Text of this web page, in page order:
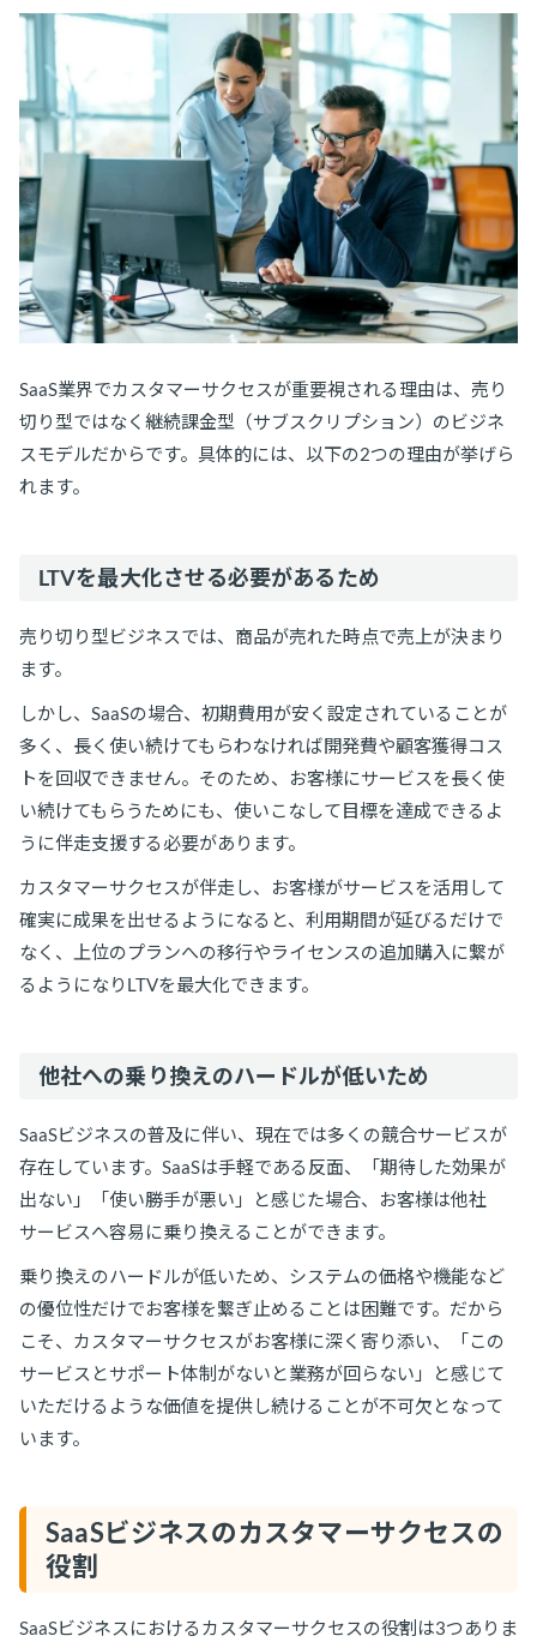
SaaS業界でカスタマーサクセスが重要視される理由は、売り
切り型ではなく継続課金型（サブスクリプション）のビジネ
スモデルだからです。具体的には、以下の2つの理由が挙げら
れます。
LTVを最大化させる必要があるため
売り切り型ビジネスでは、商品が売れた時点で売上が決まり
ます。
しかし、SaaSの場合、初期費用が安く設定されていることが
多く、長く使い続けてもらわなければ開発費や顧客獲得コス
トを回収できません。そのため、お客様にサービスを長く使
い続けてもらうためにも、使いこなして目標を達成できるよ
うに伴走支援する必要があります。
カスタマーサクセスが伴走し、お客様がサービスを活用して
確実に成果を出せるようになると、利用期間が延びるだけで
なく、上位のプランへの移行やライセンスの追加購入に繋が
るようになりLTVを最大化できます。
他社への乗り換えのハードルが低いため
SaaSビジネスの普及に伴い、現在では多くの競合サービスが
存在しています。SaaSは手軽である反面、「期待した効果が
出ない」「使い勝手が悪い」と感じた場合、お客様は他社
サービスへ容易に乗り換えることができます。
乗り換えのハードルが低いため、システムの価格や機能など
の優位性だけでお客様を繋ぎ止めることは困難です。だから
こそ、カスタマーサクセスがお客様に深く寄り添い、「この
サービスとサポート体制がないと業務が回らない」と感じて
いただけるような価値を提供し続けることが不可欠となって
います。
SaaSビジネスのカスタマーサクセスの
役割
SaaSビジネスにおけるカスタマーサクセスの役割は3つありま